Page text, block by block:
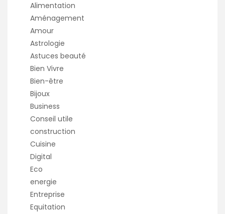
Alimentation
Aménagement
Amour
Astrologie
Astuces beauté
Bien Vivre
Bien-être
Bijoux
Business
Conseil utile
construction
Cuisine
Digital
Eco
energie
Entreprise
Equitation